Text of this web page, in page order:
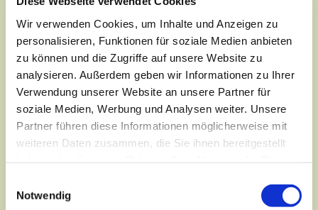
Wir verwenden Cookies, um Inhalte und Anzeigen zu
personalisieren, Funktionen für soziale Medien anbieten
zu können und die Zugriffe auf unsere Website zu
analysieren. Außerdem geben wir Informationen zu Ihrer
Verwendung unserer Website an unsere Partner für
soziale Medien, Werbung und Analysen weiter. Unsere
Partner führen diese Informationen möglicherweise mit
weiteren Daten zusammen, die Sie ihnen bereitgestellt
Notwendig